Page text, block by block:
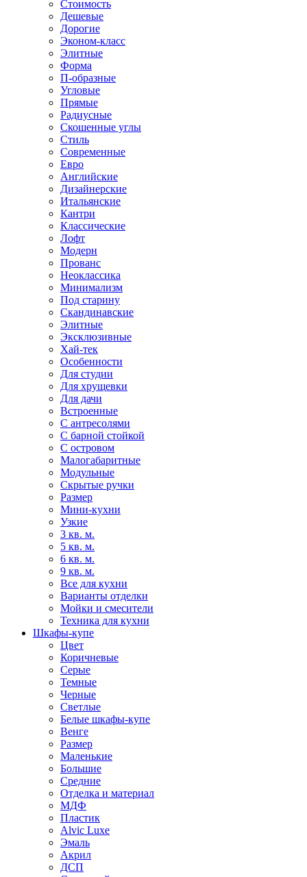
Стоимость
Дешевые
Дорогие
Эконом-класс
Элитные
Форма
П-образные
Угловые
Прямые
Радиусные
Скошенные углы
Стиль
Современные
Евро
Английские
Дизайнерские
Итальянские
Кантри
Классические
Лофт
Модерн
Прованс
Неоклассика
Минимализм
Под старину
Скандинавские
Элитные
Эксклюзивные
Хай-тек
Особенности
Для студии
Для хрущевки
Для дачи
Встроенные
С антресолями
С барной стойкой
С островом
Малогабаритные
Модульные
Скрытые ручки
Размер
Мини-кухни
Узкие
3 кв. м.
5 кв. м.
6 кв. м.
9 кв. м.
Все для кухни
Варианты отделки
Мойки и смесители
Техника для кухни
Шкафы-купе
Цвет
Коричневые
Серые
Темные
Черные
Светлые
Белые шкафы-купе
Венге
Размер
Маленькие
Большие
Средние
Отделка и материал
МДФ
Пластик
Alvic Luxe
Эмаль
Акрил
ДСП